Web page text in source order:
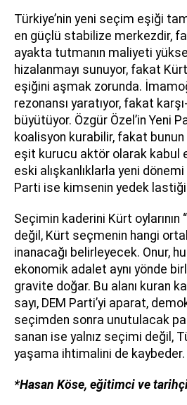
Türkiye’nin yeni seçim eşiği
en güçlü stabilize merkezdir,
ayakta tutmanın maliyeti
hizalanmayı sunuyor, fakat
eşiğini aşmak zorunda.
rezonansı yaratıyor, fakat
büyütüyor. Özgür Özel’in Yeni
koalisyon kurabilir, fakat
eşit kurucu aktör olarak kabul
eski alışkanlıklarla yeni
Parti ise kimsenin yedek
Seçimin kaderini Kürt oylarının
değil, Kürt seçmenin hangi
inanacağı belirleyecek. Onur,
ekonomik adalet aynı yönde
gravite doğar. Bu alanı kuran
sayı, DEM Parti’yi aparat,
seçimden sonra unutulacak
sanan ise yalnız seçimi değil,
yaşama ihtimalini de kaybeder.
*Hasan Köse, eğitimci ve